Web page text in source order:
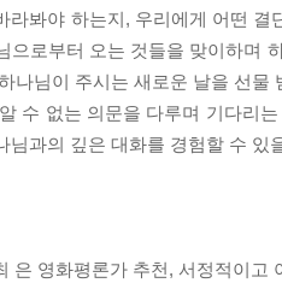
라봐야 하는지, 우리에게 어떤
으로부터 오는 것들을 맞이하며
나님이 주시는 새로운 날을 선물
수 없는 의문을 다루며 기다리
님과의 깊은 대화를 경험할 수 있
은 영화평론가 추천, 서정적이고